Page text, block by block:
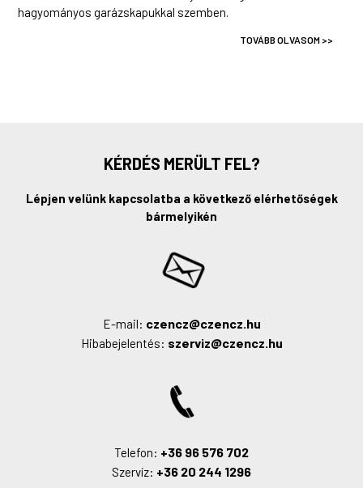
hagyományos garázskapukkal szemben.
TOVÁBB OLVASOM >>
KÉRDÉS MERÜLT FEL?
Lépjen velünk kapcsolatba a következő elérhetőségek
bármelyikén
E-mail: czencz@czencz.hu
Hibabejelentés: szerviz@czencz.hu
Telefon: +36 96 576 702
Szervíz: +36 20 244 1296